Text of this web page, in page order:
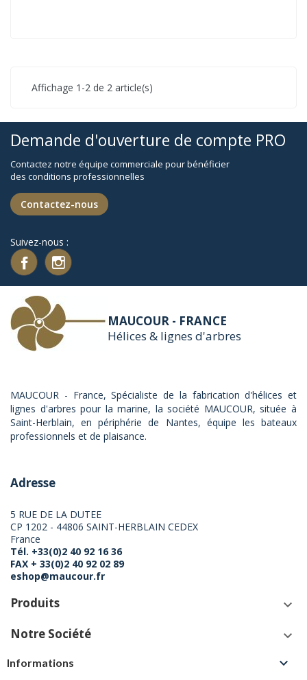
Affichage 1-2 de 2 article(s)
Demande d'ouverture de compte PRO
Contactez notre équipe commerciale pour bénéficier
des conditions professionnelles
Contactez-nous
Suivez-nous :
MAUCOUR - FRANCE
Hélices & lignes d'arbres
MAUCOUR - France, Spécialiste de la fabrication d'hélices et
lignes d'arbres pour la marine, la société MAUCOUR, située à
Saint-Herblain, en périphérie de Nantes, équipe les bateaux
professionnels et de plaisance.
Adresse
5 RUE DE LA DUTEE
CP 1202 - 44806 SAINT-HERBLAIN CEDEX
France
Tél. +33(0)2 40 92 16 36
FAX + 33(0)2 40 92 02 89
eshop@maucour.fr
Produits keyboard_arrow_down
Notre Société keyboard_arrow_down
Informations 